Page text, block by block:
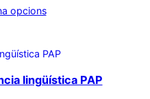
opcions
lingüística PAP